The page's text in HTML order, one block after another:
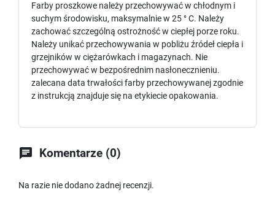
Farby proszkowe należy przechowywać w chłodnym i
suchym środowisku, maksymalnie w 25 ° C. Należy
zachować szczególną ostrożność w ciepłej porze roku.
Należy unikać przechowywania w pobliżu źródeł ciepła i
grzejników w ciężarówkach i magazynach. Nie
przechowywać w bezpośrednim nasłonecznieniu.
zalecana data trwałości farby przechowywanej zgodnie
z instrukcją znajduje się na etykiecie opakowania.
 Komentarze (0)
Na razie nie dodano żadnej recenzji.